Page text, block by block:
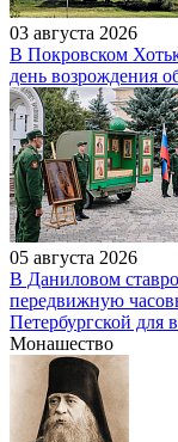
03 августа 2026
В Покровском
день возрождения
05 августа 2026
В Даниловом
передвижную
Петербургской для
Монашество